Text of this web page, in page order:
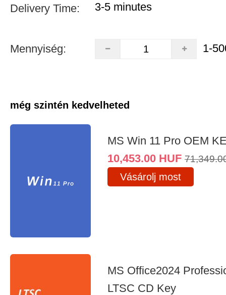
Delivery Time: 3-5 minutes
Mennyiség: 1-
még szintén kedvelheted
MS Win 11 Pro OEM
10,453.00 HUF
Vásárolj most
MS Office2024
LTSC CD Key